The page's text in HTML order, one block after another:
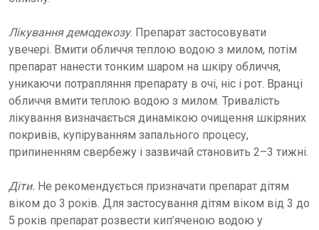
Лікування демодекозу. Препарат застосовувати
увечері. Вмити обличчя теплою водою з милом, потім
препарат нанести тонким шаром на шкіру обличчя,
уникаючи потрапляння препарату в очі, ніс і рот. Вранці
обличчя вмити теплою водою з милом. Тривалість
лікування визначається динамікою очищення шкіряних
покривів, купіруванням запального процесу,
припиненням свербежу і зазвичай становить 2–3 тижні.
Діти. Не рекомендується призначати препарат дітям
віком до 3 років. Для застосування дітям віком від 3 до
5 років препарат розвести кип’яченою водою у